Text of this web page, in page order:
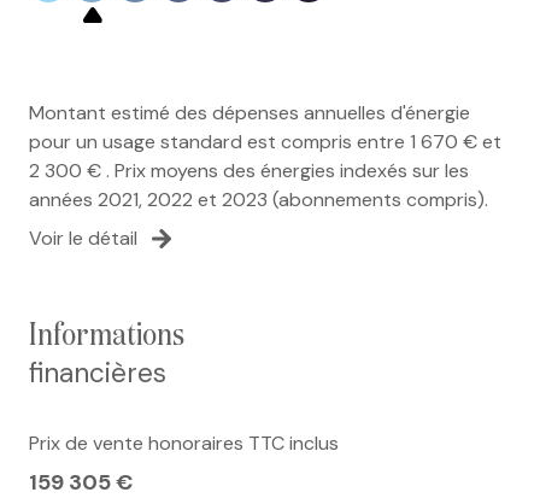
Montant estimé des dépenses annuelles d'énergie
pour un usage standard est compris entre 1 670 € et
2 300 € . Prix moyens des énergies indexés sur les
années 2021, 2022 et 2023 (abonnements compris).
Voir le détail
informations
financières
Prix de vente honoraires TTC inclus
159 305 €